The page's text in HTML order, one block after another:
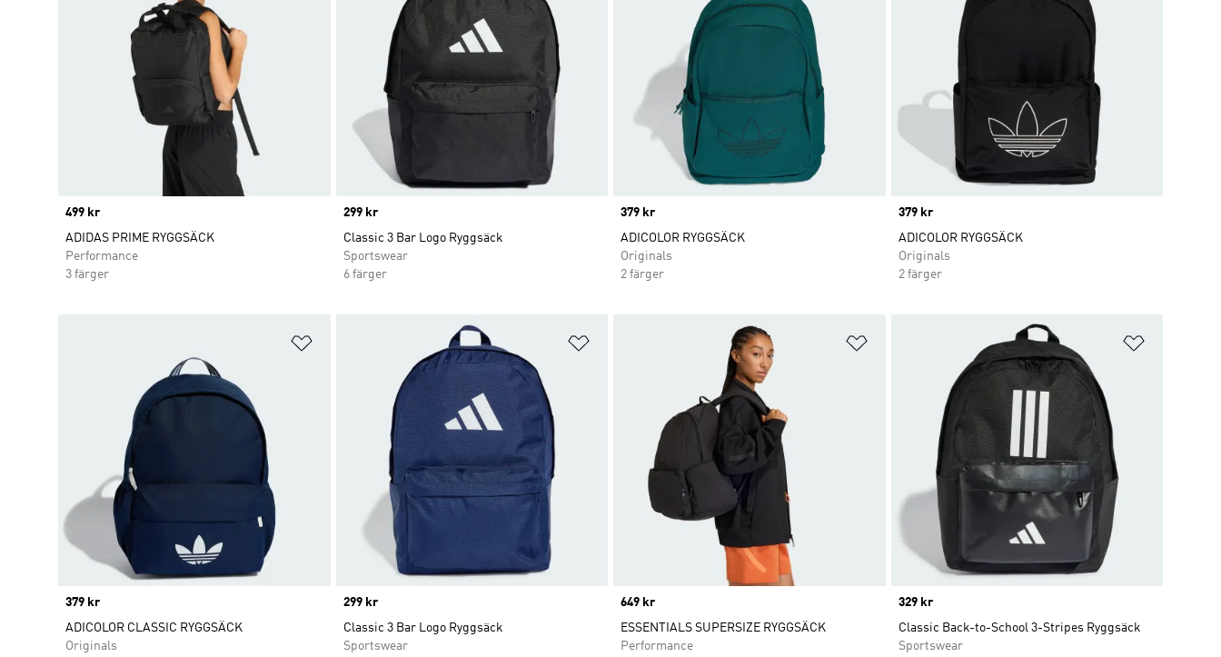
Price
499 kr
ADIDAS PRIME RYGGSÄCK
Performance
3 färger
Price
299 kr
Classic 3 Bar Logo Ryggsäck
Sportswear
6 färger
Price
379 kr
ADICOLOR RYGGSÄCK
Originals
2 färger
Price
379 kr
ADICOLOR RYGGSÄCK
Originals
2 färger
Lägg till på önskelistan
Price
379 kr
ADICOLOR CLASSIC RYGGSÄCK
Originals
Lägg till på önskelistan
Price
299 kr
Classic 3 Bar Logo Ryggsäck
Sportswear
Lägg till på önskelistan
Price
649 kr
ESSENTIALS SUPERSIZE RYGGSÄCK
Performance
Price
329 kr
Classic Back-to-School 3-Stripes Ryggsäck
Sportswear